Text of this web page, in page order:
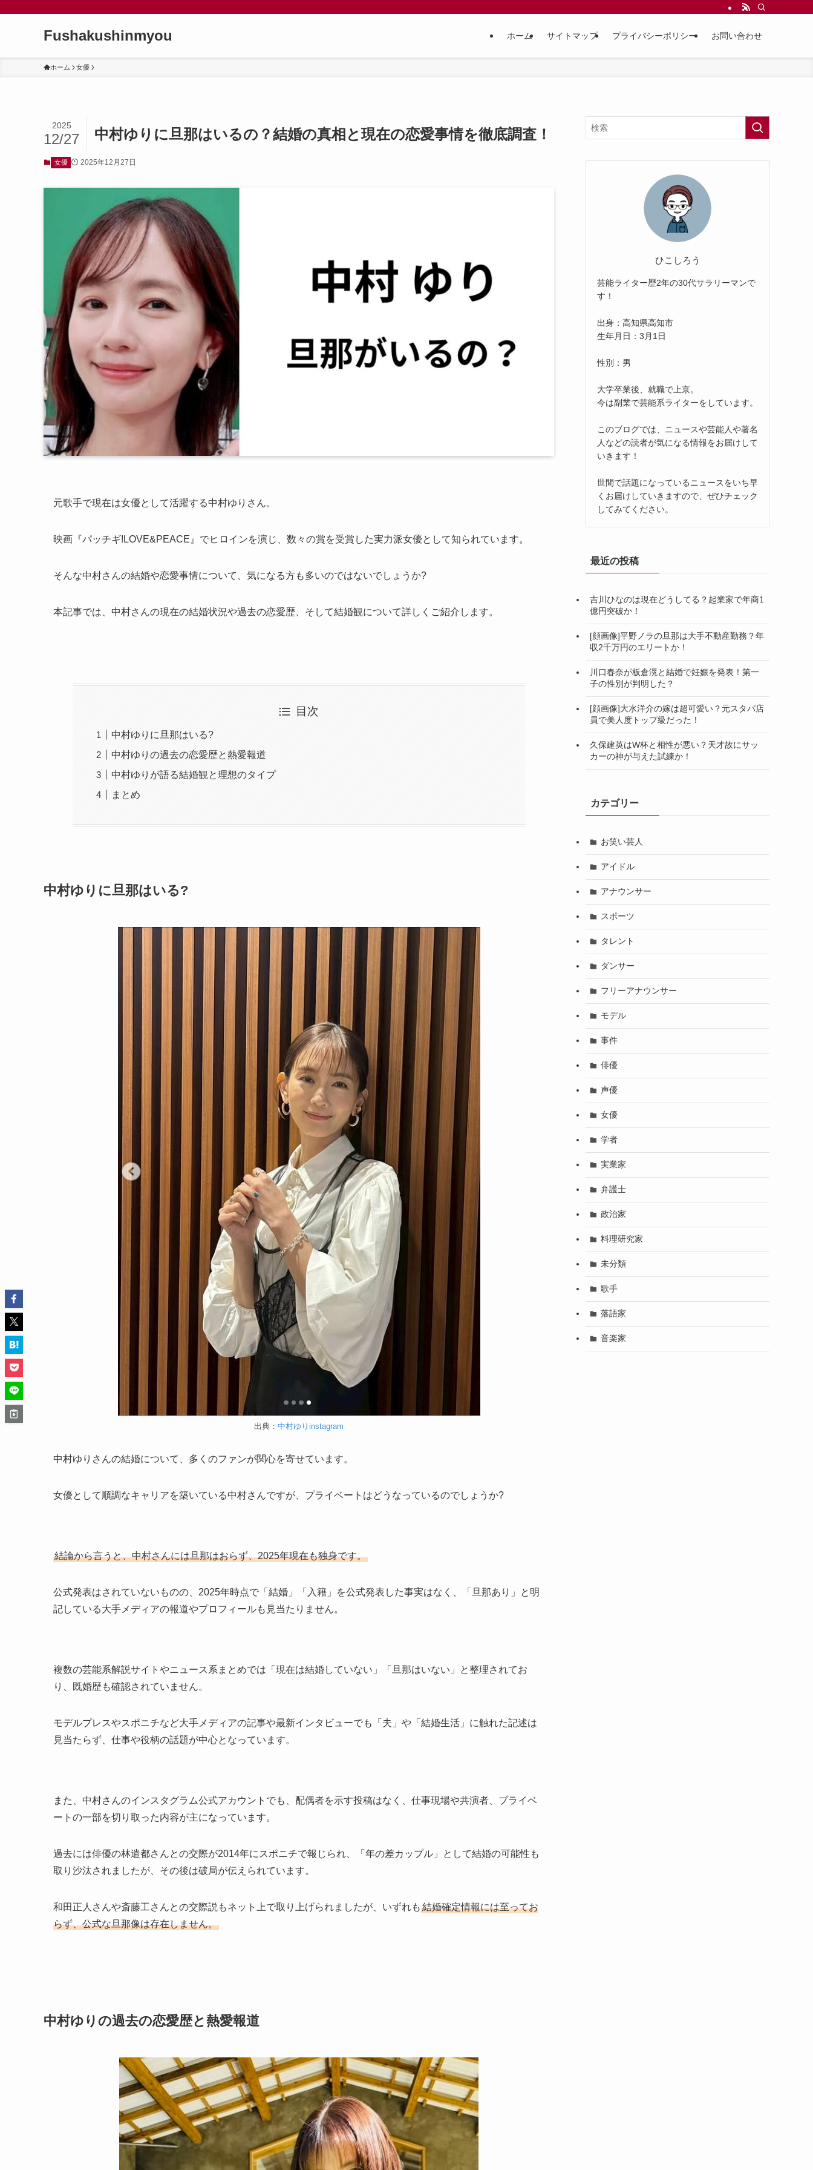
Fushakushinmyou ホーム サイトマップ プライバシーポリシー お問い合わせ
ホーム 女優
中村ゆりに旦那はいるの？結婚の真相と現在の恋愛事情を徹底調査！
2025
12/27
女優 2025年12月27日
元歌手で現在は女優として活躍する中村ゆりさん。
映画『パッチギ!LOVE&PEACE』でヒロインを演じ、数々の賞を受賞した実力派女優として知られています。
そんな中村さんの結婚や恋愛事情について、気になる方も多いのではないでしょうか?
本記事では、中村さんの現在の結婚状況や過去の恋愛歴、そして結婚観について詳しくご紹介します。
目次
中村ゆりに旦那はいる?
中村ゆりの過去の恋愛歴と熱愛報道
中村ゆりが語る結婚観と理想のタイプ
まとめ
中村ゆりに旦那はいる?
出典： 中村ゆりinstagram
中村ゆりさんの結婚について、多くのファンが関心を寄せています。
女優として順調なキャリアを築いている中村さんですが、プライベートはどうなっているのでしょうか?
結論から言うと、中村さんには旦那はおらず、2025年現在も独身です。
公式発表はされていないものの、2025年時点で「結婚」「入籍」を公式発表した事実はなく、「旦那あり」と明
記している大手メディアの報道やプロフィールも見当たりません。
複数の芸能系解説サイトやニュース系まとめでは「現在は結婚していない」「旦那はいない」と整理されてお
り、既婚歴も確認されていません。
モデルプレスやスポニチなど大手メディアの記事や最新インタビューでも「夫」や「結婚生活」に触れた記述は
見当たらず、仕事や役柄の話題が中心となっています。
また、中村さんのインスタグラム公式アカウントでも、配偶者を示す投稿はなく、仕事現場や共演者、プライベ
ートの一部を切り取った内容が主になっています。
過去には俳優の林遣都さんとの交際が2014年にスポニチで報じられ、「年の差カップル」として結婚の可能性も
取り沙汰されましたが、その後は破局が伝えられています。
和田正人さんや斎藤工さんとの交際説もネット上で取り上げられましたが、いずれも 結婚確定情報には至ってお
らず、公式な旦那像は存在しません。
中村ゆりの過去の恋愛歴と熱愛報道
ひこしろう
芸能ライター歴2年の30代サラリーマンで
す！
出身：高知県高知市
生年月日：3月1日
性別：男
大学卒業後、就職で上京。
今は副業で芸能系ライターをしています。
このブログでは、ニュースや芸能人や著名
人などの読者が気になる情報をお届けして
いきます！
世間で話題になっているニュースをいち早
くお届けしていきますので、ぜひチェック
してみてください。
最近の投稿
吉川ひなのは現在どうしてる？起業家で年商1
億円突破か！
[顔画像]平野ノラの旦那は大手不動産勤務？年
収2千万円のエリートか！
川口春奈が板倉滉と結婚で妊娠を発表！第一
子の性別が判明した？
[顔画像]大水洋介の嫁は超可愛い？元スタバ店
員で美人度トップ級だった！
久保建英はW杯と相性が悪い？天才故にサッ
カーの神が与えた試練か！
カテゴリー
お笑い芸人
アイドル
アナウンサー
スポーツ
タレント
ダンサー
フリーアナウンサー
モデル
事件
俳優
声優
女優
学者
実業家
弁護士
政治家
料理研究家
未分類
歌手
落語家
音楽家